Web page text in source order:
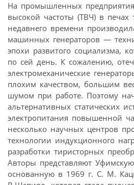
На промышленных
высокой частоты (ТВЧ) в
недавнего времени
машинных генераторов —
эпохи развитого социализма,
по сей день. К сожалению,
электромеханические
плохим качеством, большим
шумом при работе. Поэтому
альтернативных статических
электропитания повышенной
несколько научных центров
технологии индукционного
разработки тиристорных
Авторы представляют
основанную в 1969 г. С. М.